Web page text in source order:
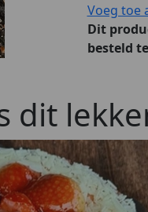
Voeg toe
Dit
besteld
dit